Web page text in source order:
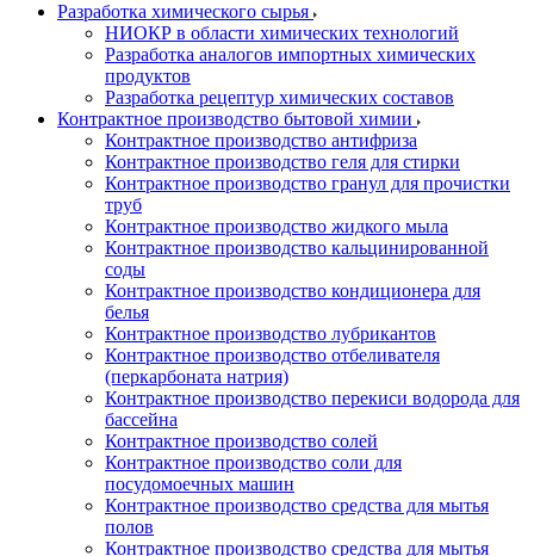
Разработка химического сырья
НИОКР в области химических технологий
Разработка аналогов импортных химических
продуктов
Разработка рецептур химических составов
Контрактное производство бытовой химии
Контрактное производство антифриза
Контрактное производство геля для стирки
Контрактное производство гранул для прочистки
труб
Контрактное производство жидкого мыла
Контрактное производство кальцинированной
соды
Контрактное производство кондиционера для
белья
Контрактное производство лубрикантов
Контрактное производство отбеливателя
(перкарбоната натрия)
Контрактное производство перекиси водорода для
бассейна
Контрактное производство солей
Контрактное производство соли для
посудомоечных машин
Контрактное производство средства для мытья
полов
Контрактное производство средства для мытья